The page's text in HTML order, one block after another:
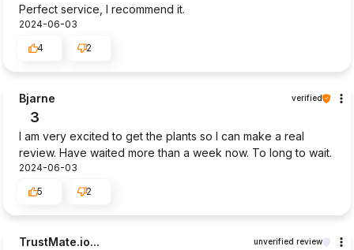
Perfect service, I recommend it.
2024-06-03
4
2
Bjarne verified
3
I am very excited to get the plants so I can make a real
review. Have waited more than a week now. To long to wait.
2024-06-03
5
2
TrustMate.io... unverified review